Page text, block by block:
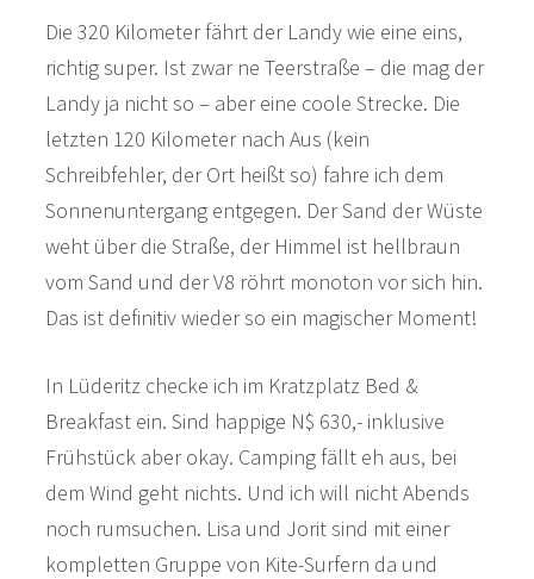
Die 320 Kilometer fährt der Landy wie eine eins,
richtig super. Ist zwar ne Teerstraße – die mag der
Landy ja nicht so – aber eine coole Strecke. Die
letzten 120 Kilometer nach Aus (kein
Schreibfehler, der Ort heißt so) fahre ich dem
Sonnenuntergang entgegen. Der Sand der Wüste
weht über die Straße, der Himmel ist hellbraun
vom Sand und der V8 röhrt monoton vor sich hin.
Das ist definitiv wieder so ein magischer Moment!
In Lüderitz checke ich im Kratzplatz Bed &
Breakfast ein. Sind happige N$ 630,- inklusive
Frühstück aber okay. Camping fällt eh aus, bei
dem Wind geht nichts. Und ich will nicht Abends
noch rumsuchen. Lisa und Jorit sind mit einer
kompletten Gruppe von Kite-Surfern da und